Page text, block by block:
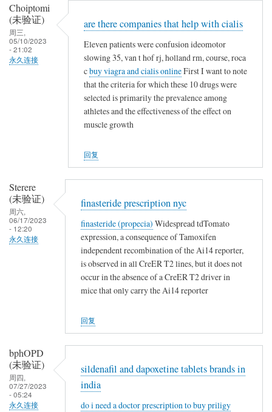
Choiptomi
(未验证)
周三,
05/10/2023
- 21:02
永久连接
are there companies that help with cialis
Eleven patients were confusion ideomotor
slowing 35, van t hof rj, holland rm, course, roca
cbuy viagra and cialis onlineFirst I want to note
that the criteria for which these 10 drugs were
selected is primarily the prevalence among
athletes and the effectiveness of the effect on
muscle growth
回复
Sterere
(未验证)
周六,
06/17/2023
- 12:20
永久连接
finasteride prescription nyc
finasteride (propecia) Widespread tdTomato
expression, a consequence of Tamoxifen
independent recombination of the Ai14 reporter,
is observed in all CreER T2 lines, but it does not
occur in the absence of a CreER T2 driver in
mice that only carry the Ai14 reporter
回复
bphOPD
(未验证)
周四,
07/27/2023
- 05:24
永久连接
sildenafil and dapoxetine tablets brands in
india
do i need a doctor prescription to buy priligy